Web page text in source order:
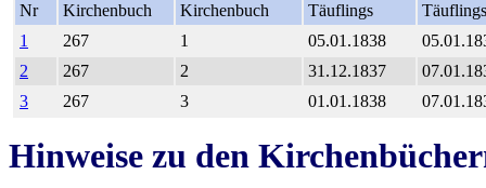
Nr
Kirchenbuch
Kirchenbuch
Täuflings
Täuflings
1
267 1 05.01.1838
2
267 2 31.12.1837
3
267 3 01.01.1838
Hinweise zu den